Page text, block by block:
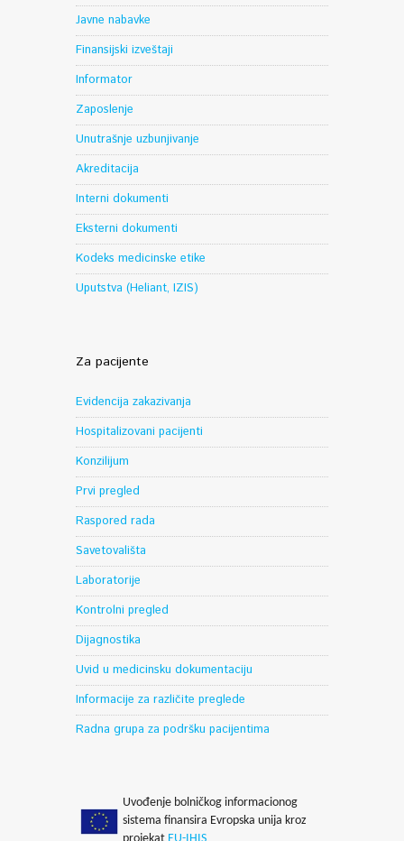
Javne nabavke
Finansijski izveštaji
Informator
Zaposlenje
Unutrašnje uzbunjivanje
Akreditacija
Interni dokumenti
Eksterni dokumenti
Kodeks medicinske etike
Uputstva (Heliant, IZIS)
Za pacijente
Evidencija zakazivanja
Hospitalizovani pacijenti
Konzilijum
Prvi pregled
Raspored rada
Savetovališta
Laboratorije
Kontrolni pregled
Dijagnostika
Uvid u medicinsku dokumentaciju
Informacije za različite preglede
Radna grupa za podršku pacijentima
Uvođenje bolničkog informacionog
sistema finansira Evropska unija kroz